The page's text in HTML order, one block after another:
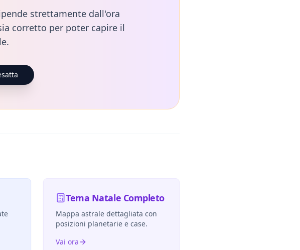
strettamente dall'ora
corretto per poter capire il
Tema Natale Completo
Mappa astrale dettagliata con
posizioni planetarie e case.
Vai ora